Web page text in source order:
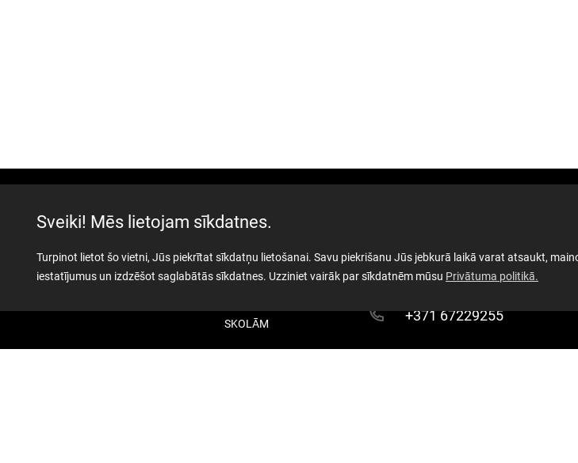
Sveiki! Mēs lietojam sīkdatnes.
Turpinot lietot šo vietni, Jūs piekrītat sīkdatņu lietošanai. Savu piekrišanu Jūs jebkurā laikā varat atsaukt,
iestatījumus un izdzēšot saglabātās sīkdatnes. Uzziniet vairāk par sīkdatnēm mūsu Privātuma politikā.
SKOLĀM
Latviešu strēlnieku laukums
1050, Latvija
+371 67229255